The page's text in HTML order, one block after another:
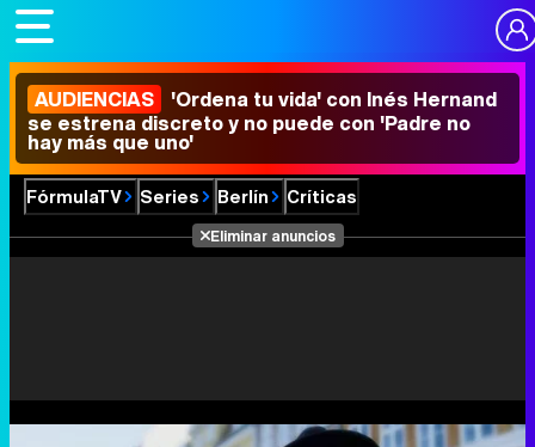
AUDIENCIAS 'Ordena tu vida' con Inés Hernand
se estrena discreto y no puede con 'Padre no
hay más que uno'
FórmulaTV Series Berlín Críticas
Eliminar anuncios